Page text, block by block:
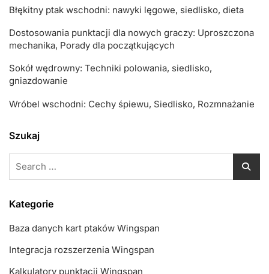
Błękitny ptak wschodni: nawyki lęgowe, siedlisko, dieta
Dostosowania punktacji dla nowych graczy: Uproszczona
mechanika, Porady dla początkujących
Sokół wędrowny: Techniki polowania, siedlisko,
gniazdowanie
Wróbel wschodni: Cechy śpiewu, Siedlisko, Rozmnażanie
Szukaj
Kategorie
Baza danych kart ptaków Wingspan
Integracja rozszerzenia Wingspan
Kalkulatory punktacji Wingspan